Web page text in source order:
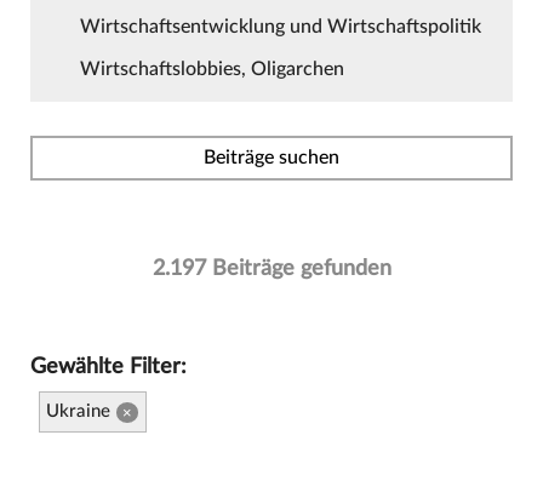
Wirtschaftsentwicklung und Wirtschaftspolitik
Wirtschaftslobbies, Oligarchen
Beiträge suchen
2.197 Beiträge gefunden
Gewählte Filter:
Ukraine ×